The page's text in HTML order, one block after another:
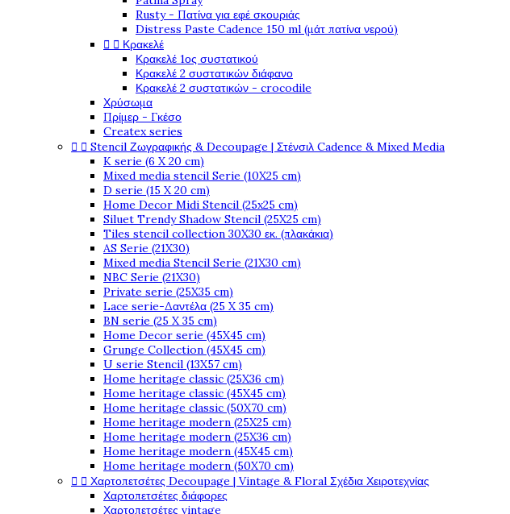
Rusty - Πατίνα για εφέ σκουριάς
Distress Paste Cadence 150 ml (μάτ πατίνα νερού)
  Κρακελέ
Κρακελέ 1ος συστατικού
Κρακελέ 2 συστατικών διάφανο
Κρακελέ 2 συστατικών - crocodile
Χρύσωμα
Πρίμερ - Γκέσο
Createx series
  Stencil Ζωγραφικής & Decoupage | Στένσιλ Cadence & Mixed Media
K serie (6 X 20 cm)
Mixed media stencil Serie (10X25 cm)
D serie (15 X 20 cm)
Home Decor Midi Stencil (25x25 cm)
Siluet Trendy Shadow Stencil (25X25 cm)
Tiles stencil collection 30X30 εκ. (πλακάκια)
AS Serie (21X30)
Mixed media Stencil Serie (21X30 cm)
NBC Serie (21X30)
Private serie (25X35 cm)
Lace serie-Δαντέλα (25 X 35 cm)
BN serie (25 X 35 cm)
Home Decor serie (45X45 cm)
Grunge Collection (45X45 cm)
U serie Stencil (13X57 cm)
Home heritage classic (25X36 cm)
Home heritage classic (45X45 cm)
Home heritage classic (50X70 cm)
Home heritage modern (25X25 cm)
Home heritage modern (25X36 cm)
Home heritage modern (45X45 cm)
Home heritage modern (50X70 cm)
  Χαρτοπετσέτες Decoupage | Vintage & Floral Σχέδια Χειροτεχνίας
Χαρτοπετσέτες διάφορες
Χαρτοπετσέτες vintage